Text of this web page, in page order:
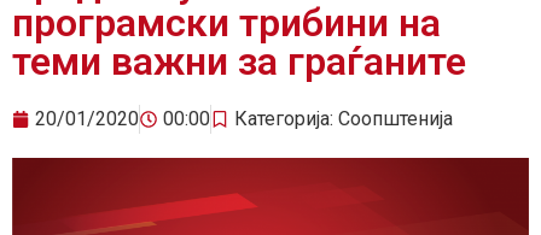
програмски трибини на
теми важни за граѓаните
20/01/2020 00:00 Категорија: Соопштенија